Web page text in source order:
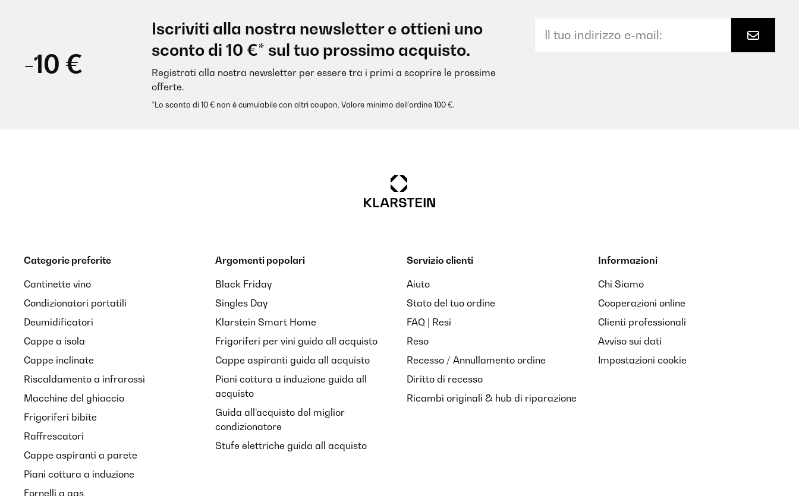
-10 €
Iscriviti alla nostra newsletter e ottieni uno
sconto di 10 €* sul tuo prossimo acquisto.
Registrati alla nostra newsletter per essere tra i primi a scoprire le prossime
offerte.
*Lo sconto di 10 € non è cumulabile con altri coupon. Valore minimo dell’ordine 100 €.
Categorie preferite
Cantinette vino
Condizionatori portatili
Deumidificatori
Cappe a isola
Cappe inclinate
Riscaldamento a infrarossi
Macchine del ghiaccio
Frigoriferi bibite
Raffrescatori
Cappe aspiranti a parete
Piani cottura a induzione
Fornelli a gas
Argomenti popolari
Black Friday
Singles Day
Klarstein Smart Home
Frigoriferi per vini guida all acquisto
Cappe aspiranti guida all acquisto
Piani cottura a induzione guida all
acquisto
Guida all’acquisto del miglior
condizionatore
Stufe elettriche guida all acquisto
Servizio clienti
Aiuto
Stato del tuo ordine
FAQ | Resi
Reso
Recesso / Annullamento ordine
Diritto di recesso
Ricambi originali & hub di riparazione
Informazioni
Chi Siamo
Cooperazioni online
Clienti professionali
Avviso sui dati
Impostazioni cookie